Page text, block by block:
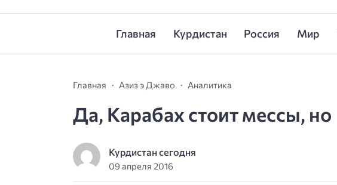
Главная Курдистан Россия Мир
Главная Азиз э Джаво Аналитика
Да, Карабах стоит мессы, но
Курдистан сегодня
09 апреля 2016